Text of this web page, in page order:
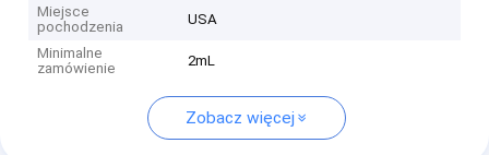
Miejsce
pochodzenia
USA
Minimalne
zamówienie
2mL
Zobacz więcej